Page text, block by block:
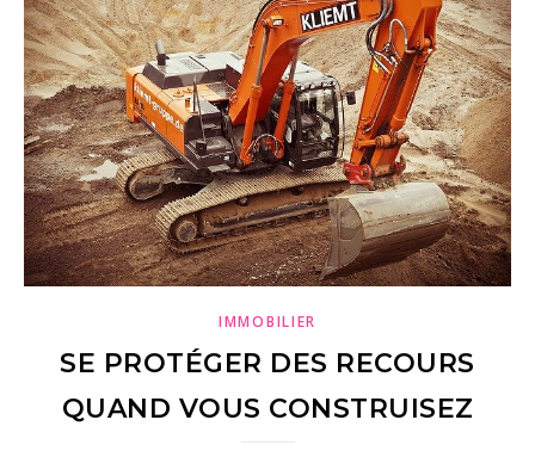
IMMOBILIER
SE PROTÉGER DES RECOURS
QUAND VOUS CONSTRUISEZ